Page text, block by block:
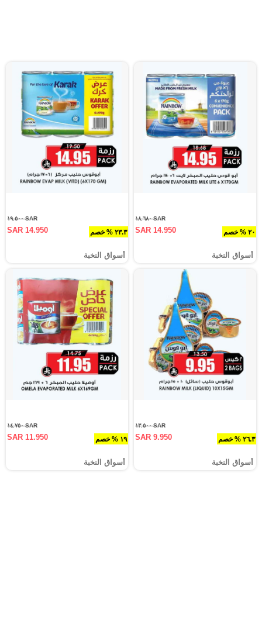
٢٠ % خصم
SAR ١٨.٦٨٠
SAR 14.950
أسواق النخبة
٢٣.٣ % خصم
SAR ١٩.٥٠٠
SAR 14.950
أسواق النخبة
٢٦.٣ % خصم
SAR ١٣.٥٠٠
SAR 9.950
أسواق النخبة
١٩ % خصم
SAR ١٤.٧٥٠
SAR 11.950
أسواق النخبة